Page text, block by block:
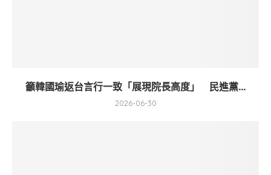
籲韓國瑜返台言行一致「展現院長高度」 民進黨...
2026-06-30